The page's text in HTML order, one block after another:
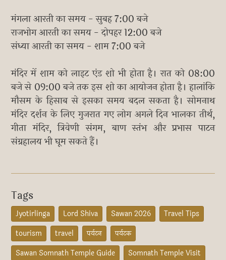
मंगला आरती का समय - सुबह 7:00 बजे
राजभोग आरती का समय - दोपहर 12:00 बजे
संध्या आरती का समय - शाम 7:00 बजे
मंदिर में शाम को लाइट एंड शो भी होता है। रात को 08:00
बजे से 09:00 बजे तक इस शो का आयोजन होता है। हालांकि
मौसम के हिसाब से इसका समय बदल सकता है। सोमनाथ
मंदिर दर्शन के लिए गुजरात गए लोग अगले दिन भालका तीर्थ,
गीता मंदिर, त्रिवेणी संगम, बाण स्तंभ और प्रभास पाटन
संग्रहालय भी घूम सकते हैं।
Tags
Jyotirlinga Lord Shiva Sawan 2026
Travel Tips
tourism
travel पर्यटन
पर्यटक
Sawan Somnath Temple Guide
Somnath Temple Visit